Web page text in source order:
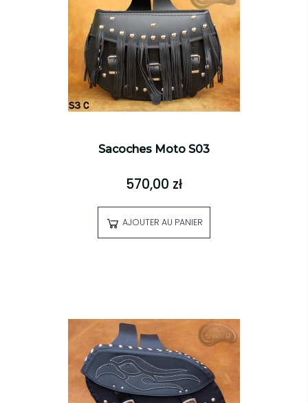
Sacoches Moto S03
570,00 zł
AJOUTER AU PANIER